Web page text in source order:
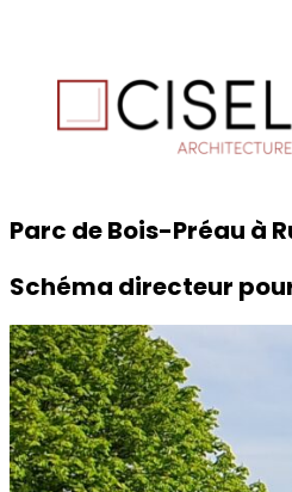
Parc de Bois-Préau à
Schéma directeur